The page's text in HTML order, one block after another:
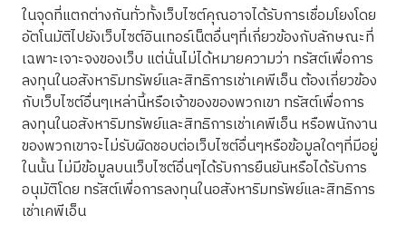
ในจุดที่แตกต่างกันทั่วทั้งเว็บไซต์คุณอาจได้รับการเชื่อมโยงโดย
อัตโนมัติไปยังเว็บไซต์อินเทอร์เน็ตอื่นๆที่เกี่ยวข้องกับลักษณะที่
เฉพาะเจาะจงของเว็บ แต่นั่นไม่ได้หมายความว่า ทรัสต์เพื่อการ
ลงทุนในอสังหาริมทรัพย์และสิทธิการเช่าเคพีเอ็น ต้องเกี่ยวข้อง
กับเว็บไซต์อื่นๆเหล่านี้หรือเจ้าของของพวกเขา ทรัสต์เพื่อการ
ลงทุนในอสังหาริมทรัพย์และสิทธิการเช่าเคพีเอ็น หรือพนักงาน
ของพวกเขาจะไม่รับผิดชอบต่อเว็บไซต์อื่นๆหรือข้อมูลใดๆที่มีอยู่
ในนั้น ไม่มีข้อมูลบนเว็บไซต์อื่นๆได้รับการยืนยันหรือได้รับการ
อนุมัติโดย ทรัสต์เพื่อการลงทุนในอสังหาริมทรัพย์และสิทธิการ
เช่าเคพีเอ็น